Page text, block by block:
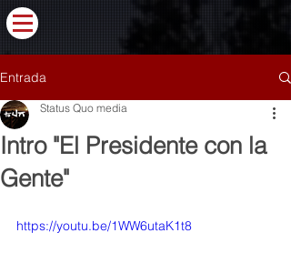
Entrada
Intro "El Presidente con la
Gente"
Status Quo media
https://youtu.be/1WW6utaK1t8